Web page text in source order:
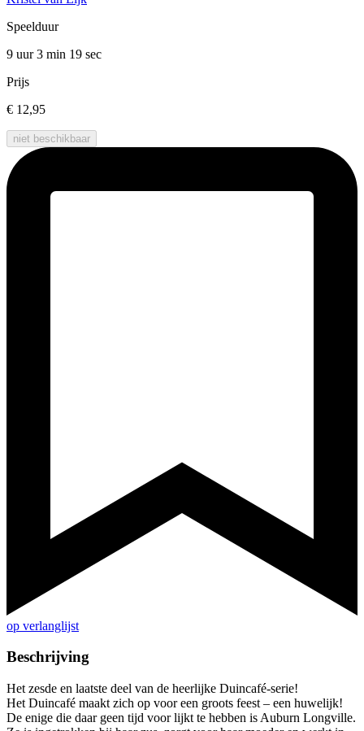
Speelduur
9 uur 3 min 19 sec
Prijs
€ 12,95
niet beschikbaar
op verlanglijst
Beschrijving
Het zesde en laatste deel van de heerlijke Duincafé-serie!
Het Duincafé maakt zich op voor een groots feest – een huwelijk!
De enige die daar geen tijd voor lijkt te hebben is Auburn Longville.